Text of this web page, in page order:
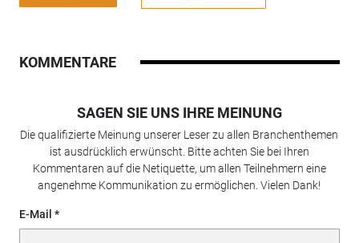
KOMMENTARE
SAGEN SIE UNS IHRE MEINUNG
Die qualifizierte Meinung unserer Leser zu allen Branchenthemen
ist ausdrücklich erwünscht. Bitte achten Sie bei Ihren
Kommentaren auf die Netiquette, um allen Teilnehmern eine
angenehme Kommunikation zu ermöglichen. Vielen Dank!
E-Mail